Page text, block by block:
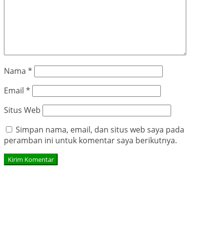
Nama *
Email *
Situs Web
Simpan nama, email, dan situs web saya pada
peramban ini untuk komentar saya berikutnya.